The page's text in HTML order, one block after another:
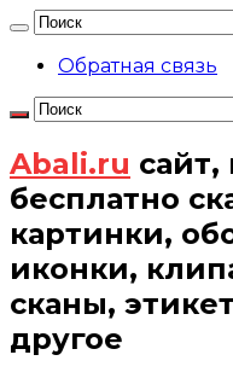
Обратная связь
Abali.ru
бесплатно
картинки,
иконки,
сканы,
другое